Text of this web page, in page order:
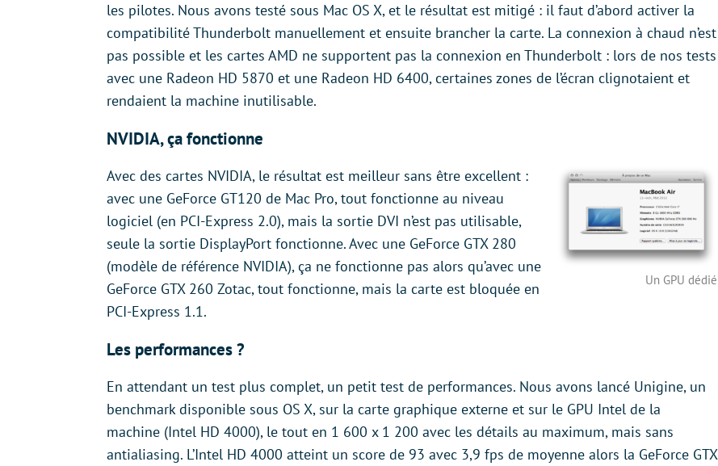
les pilotes. Nous avons testé sous Mac OS X, et le résultat est mitigé : il faut d’abord activer la
compatibilité Thunderbolt manuellement et ensuite brancher la carte. La connexion à chaud n’est
pas possible et les cartes AMD ne supportent pas la connexion en Thunderbolt : lors de nos tests
avec une Radeon HD 5870 et une Radeon HD 6400, certaines zones de l’écran clignotaient et
rendaient la machine inutilisable.
NVIDIA, ça fonctionne
Un GPU dédié
Avec des cartes NVIDIA, le résultat est meilleur sans être excellent :
avec une GeForce GT120 de Mac Pro, tout fonctionne au niveau
logiciel (en PCI-Express 2.0), mais la sortie DVI n’est pas utilisable,
seule la sortie DisplayPort fonctionne. Avec une GeForce GTX 280
(modèle de référence NVIDIA), ça ne fonctionne pas alors qu’avec une
GeForce GTX 260 Zotac, tout fonctionne, mais la carte est bloquée en
PCI-Express 1.1.
Les performances ?
En attendant un test plus complet, un petit test de performances. Nous avons lancé Unigine, un
benchmark disponible sous OS X, sur la carte graphique externe et sur le GPU Intel de la
machine (Intel HD 4000), le tout en 1 600 x 1 200 avec les détails au maximum, mais sans
antialiasing. L’Intel HD 4000 atteint un score de 93 avec 3,9 fps de moyenne alors la GeForce GTX